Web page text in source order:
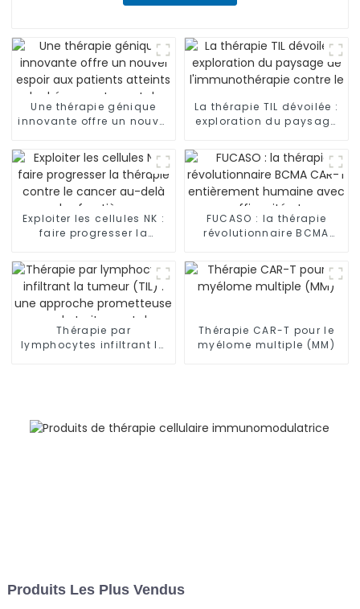
Une thérapie génique
innovante offre un nouvel
atteints de
drépanocytose et de
thalassémie
La thérapie TIL dévoilée :
exploration du paysage
contre le cancer
Exploiter les cellules NK :
faire progresser la
au-delà des frontières
FUCASO : la thérapie
révolutionnaire BCMA
humaine avec une
efficacité et une sécurité
inégalées
Thérapie par
lymphocytes infiltrant la
Thérapie CAR-T pour le
myélome multiple (MM)
Produits Les Plus Vendus